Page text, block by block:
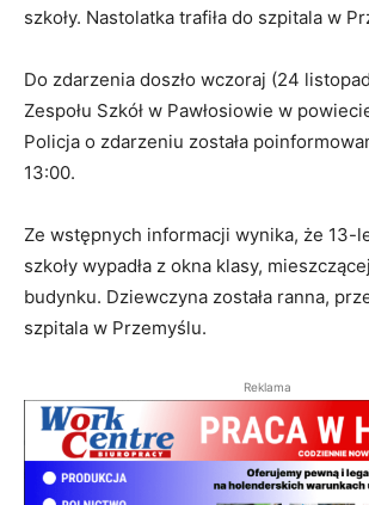
szkoły. Nastolatka trafiła do szpitala w
Do zdarzenia doszło wczoraj (24
Zespołu Szkół w Pawłosiowie w
Policja o zdarzeniu została
13:00.
Ze wstępnych informacji wynika, że 13-
szkoły wypadła z okna klasy,
budynku. Dziewczyna została ranna,
szpitala w Przemyślu.
Reklama